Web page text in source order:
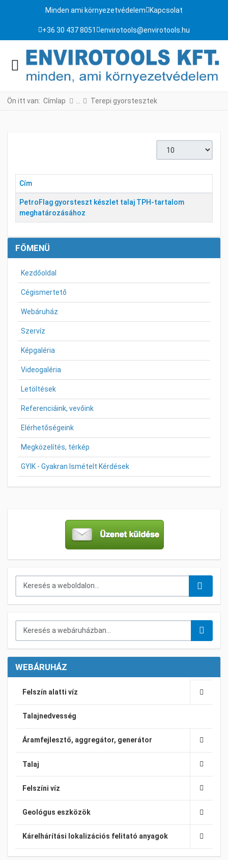
Minden ami környezetvédelem Kapcsolat
+36 30 437 8051 envirotools@envirotools.hu
Ön itt van: Címlap Terepi gyorstesztek
FŐMENÜ
Kezdőoldal
Cégismertető
Webáruház
Szervíz
Képgaléria
Videogaléria
Letöltések
Referenciáink, vevőink
Elérhetőségeink
Megközelítés, térkép
GYIK - Gyakran Ismételt Kérdések
Cím
PetroFlag gyorsteszt készlet talaj TPH-tartalom
meghatározásához
WEBÁRUHÁZ
Felszín alatti víz
Talajnedvesség
Áramfejlesztő, aggregátor, generátor
Talaj
Felszíni víz
Geológus eszközök
Kárelhárítási lokalizációs felitató anyagok